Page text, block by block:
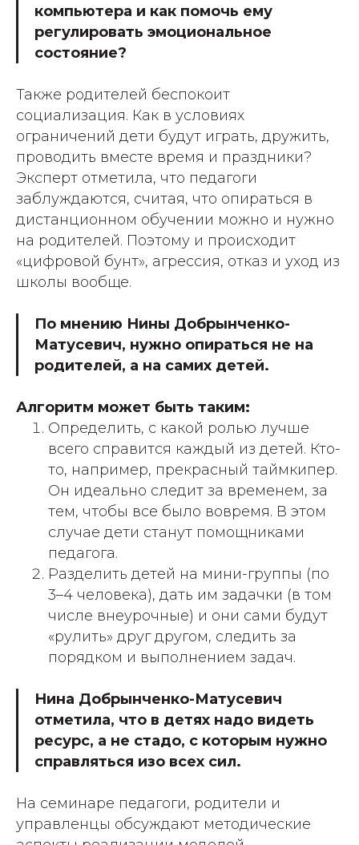
компьютера и как помочь ему
регулировать эмоциональное
состояние?
Также родителей беспокоит
социализация. Как в условиях
ограничений дети будут играть, дружить,
проводить вместе время и праздники?
Эксперт отметила, что педагоги
заблуждаются, считая, что опираться в
дистанционном обучении можно и нужно
на родителей. Поэтому и происходит
«цифровой бунт», агрессия, отказ и уход из
школы вообще.
По мнению Нины Добрынченко-
Матусевич, нужно опираться не на
родителей, а на самих детей.
Алгоритм может быть таким:
Определить, с какой ролью лучше
всего справится каждый из детей. Кто-
то, например, прекрасный таймкипер.
Он идеально следит за временем, за
тем, чтобы все было вовремя. В этом
случае дети станут помощниками
педагога.
Разделить детей на мини-группы (по
3–4 человека), дать им задачки (в том
числе внеурочные) и они сами будут
«рулить» друг другом, следить за
порядком и выполнением задач.
Нина Добрынченко-Матусевич
отметила, что в детях надо видеть
ресурс, а не стадо, с которым нужно
справляться изо всех сил.
На семинаре педагоги, родители и
управленцы обсуждают методические